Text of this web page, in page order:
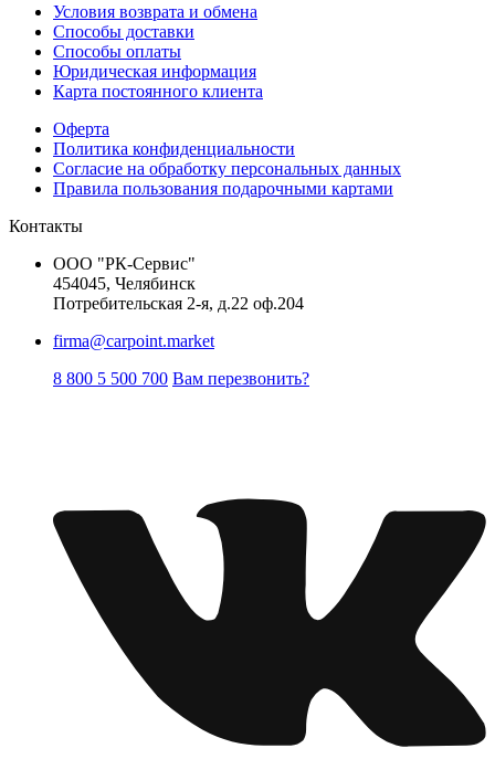
Условия возврата и обмена
Способы доставки
Способы оплаты
Юридическая информация
Карта постоянного клиента
Оферта
Политика конфиденциальности
Согласие на обработку персональных данных
Правила пользования подарочными картами
Контакты
ООО "РК-Сервис"
454045, Челябинск
Потребительская 2-я, д.22 оф.204
firma@carpoint.market
8 800 5 500 700 Вам перезвонить?